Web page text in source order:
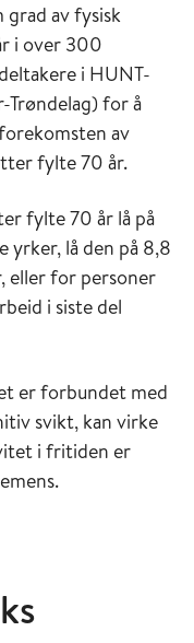
av fysisk
i over 300
i HUNT-
Trøndelag) for å
av
fylte 70 år.
fylte 70 år lå på
yrker, lå den på 8,8
eller for personer
i siste del
er forbundet med
svikt, kan virke
i fritiden er